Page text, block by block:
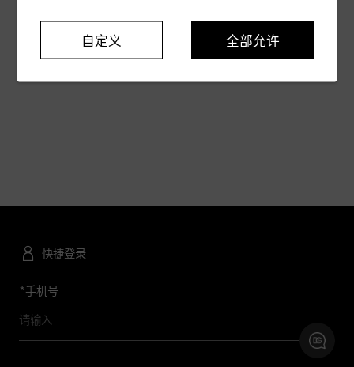
快捷登录
*手机号
自定义 全部允许